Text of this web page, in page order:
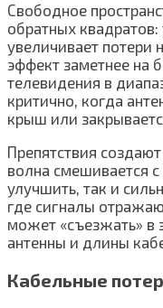
Свободное
обратных
увеличивает потери
эффект заметнее на
телевидения в
критично, когда
крыш или
Препятствия
волна смешивается
улучшить, так и
где сигналы
может «съезжать» в
антенны и длины
Кабельные